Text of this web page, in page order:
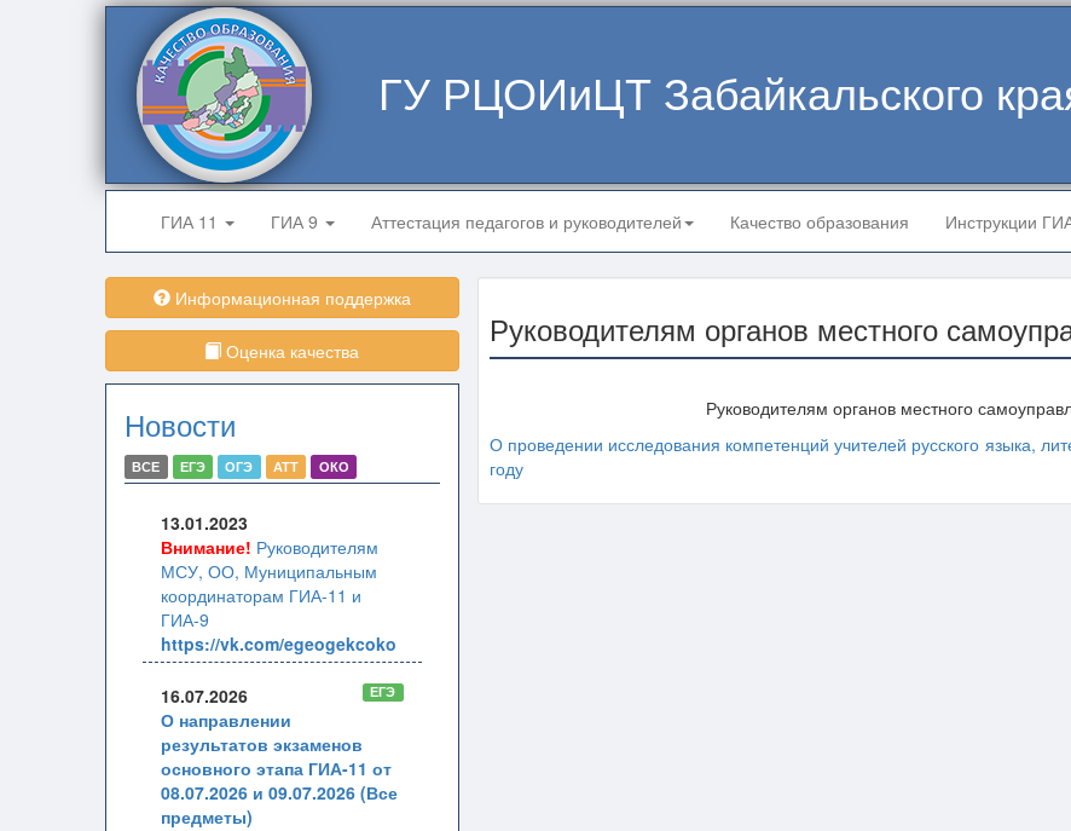
ГУ РЦОИиЦТ Забайкальского
ГИА 11 ГИА 9 Аттестация педагогов и руководителей Качество образования Инструкции
Информационная поддержка
Оценка качества
Новости
ВСЕ ЕГЭ ОГЭ АТТ ОКО
13.01.2023
Внимание! Руководителям
МСУ, ОО, Муниципальным
координаторам ГИА-11 и
ГИА-9
https://vk.com/egeogekcoko
16.07.2026 ЕГЭ
О направлении
результатов экзаменов
основного этапа ГИА-11 от
08.07.2026 и 09.07.2026 (Все
предметы)
Руководителям органов местного
Руководителям органов местного
О проведении исследования компетенций учителей русского языка,
году